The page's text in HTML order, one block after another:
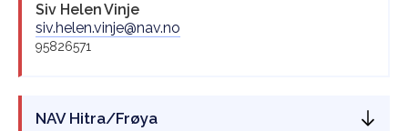
Siv HelenVinje
siv.helen.vinje@nav.no
95826571
NAV Hitra/Frøya